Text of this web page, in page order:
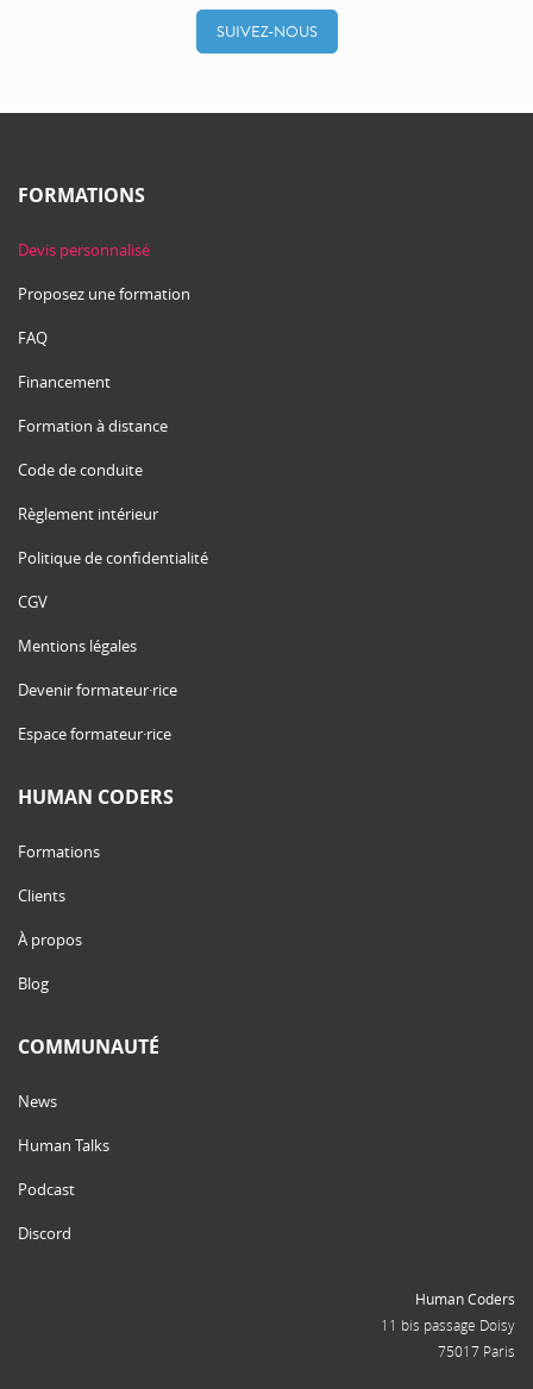
SUIVEZ-NOUS
FORMATIONS
Devis personnalisé
Proposez une formation
FAQ
Financement
Formation à distance
Code de conduite
Règlement intérieur
Politique de confidentialité
CGV
Mentions légales
Devenir formateur·rice
Espace formateur·rice
HUMAN CODERS
Formations
Clients
À propos
Blog
COMMUNAUTÉ
News
Human Talks
Podcast
Discord
Human Coders
11 bis passage Doisy
75017 Paris